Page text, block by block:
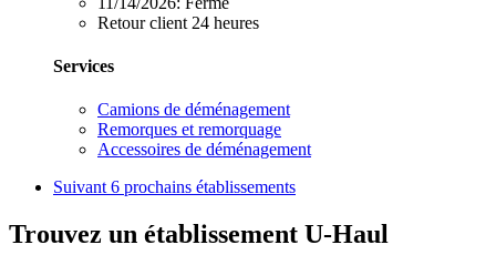
Retour client 24 heures
Services
Camions de déménagement
Remorques et remorquage
Accessoires de déménagement
Suivant 6 prochains établissements
Trouvez un établissement U-Haul